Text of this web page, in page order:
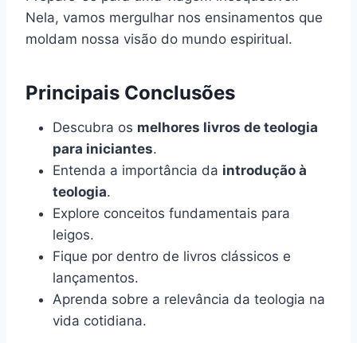
Nela, vamos mergulhar nos ensinamentos que
moldam nossa visão do mundo espiritual.
Principais Conclusões
Descubra os melhores livros de teologia
para iniciantes.
Entenda a importância da introdução à
teologia.
Explore conceitos fundamentais para
leigos.
Fique por dentro de livros clássicos e
lançamentos.
Aprenda sobre a relevância da teologia na
vida cotidiana.